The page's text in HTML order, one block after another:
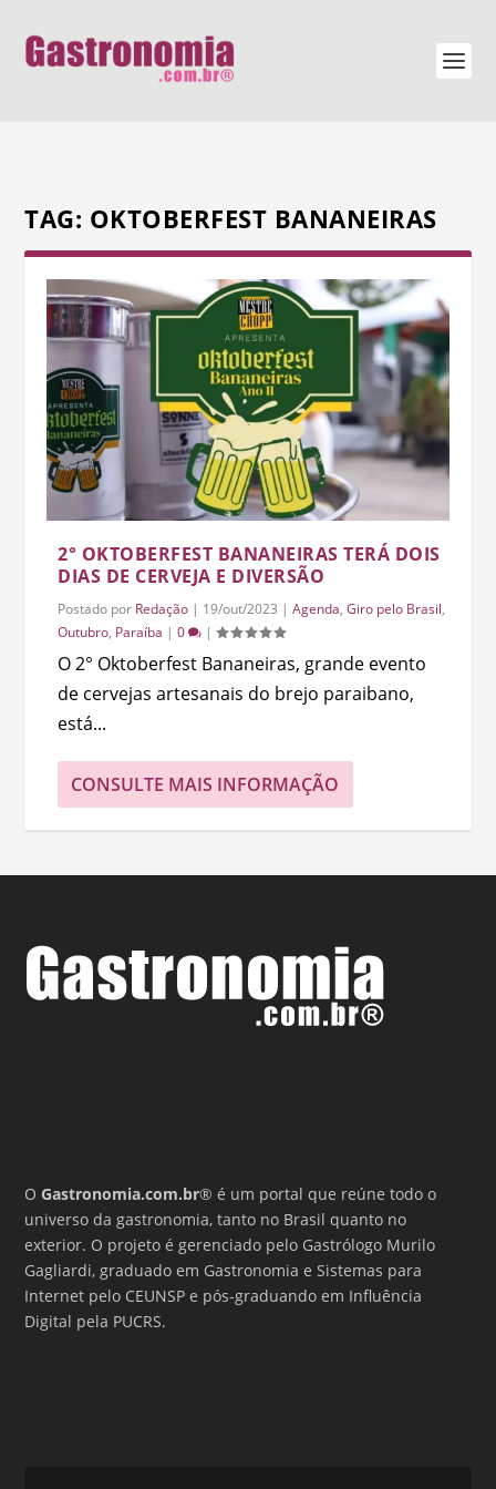
TAG: OKTOBERFEST BANANEIRAS
2° OKTOBERFEST BANANEIRAS TERÁ DOIS
DIAS DE CERVEJA E DIVERSÃO
Postado por Redação | 19/out/2023 |Agenda,Giro pelo Brasil,
Outubro, Paraíba |0 |
O 2° Oktoberfest Bananeiras, grande evento
de cervejas artesanais do brejo paraibano,
está...
CONSULTE MAIS INFORMAÇÃO
OGastronomia.com.br® é um portal que reúne todo o
universo da gastronomia, tanto no Brasil quanto no
exterior. O projeto é gerenciado pelo Gastrólogo Murilo
Gagliardi, graduado em Gastronomia e Sistemas para
Internet pelo CEUNSP e pós-graduando em Influência
Digital pela PUCRS.